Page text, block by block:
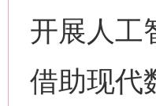
开展人工
借助现代